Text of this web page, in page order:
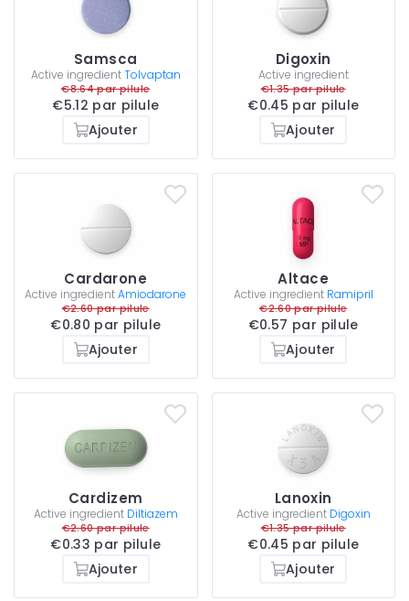
Samsca
Active ingredientTolvaptan
€8.64 par pilule
€5.12 par pilule
Ajouter
Digoxin
Active ingredient
€1.35 par pilule
€0.45 par pilule
Ajouter
Cardarone
Active ingredientAmiodarone
€2.60 par pilule
€0.80 par pilule
Ajouter
Altace
Active ingredient Ramipril
€2.60 par pilule
€0.57 par pilule
Ajouter
Cardizem
Active ingredient Diltiazem
€2.60 par pilule
€0.33 par pilule
Ajouter
Lanoxin
Active ingredient Digoxin
€1.35 par pilule
€0.45 par pilule
Ajouter